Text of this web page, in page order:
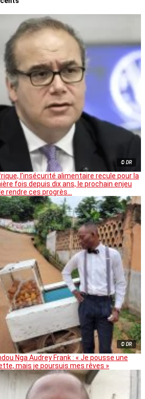
© DR
l’insécurité alimentaire recule pour la
fois depuis dix ans, le prochain enjeu
rendre ces progrès…
© DR
Nga Audrey Frank : « Je pousse une
mais je poursuis mes rêves »